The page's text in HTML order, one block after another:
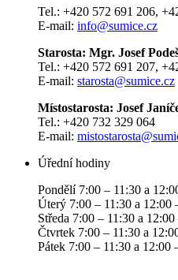
Tel.: +420 572 691 206,
E-mail: info@sumice.cz
Starosta: Mgr. Josef
Tel.: +420 572 691 207,
E-mail: starosta@sumice.cz
Místostarosta: Josef
Tel.: +420 732 329 064
E-mail:
Úřední hodiny
Pondělí 7:00 – 11:30 a
Úterý 7:00 – 11:30 a 12:00
Středa 7:00 – 11:30 a
Čtvrtek 7:00 – 11:30 a
Pátek 7:00 – 11:30 a 12:00